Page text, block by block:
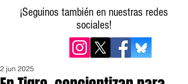
¡Seguinos también en nuestras redes
sociales!
2 jun 2025